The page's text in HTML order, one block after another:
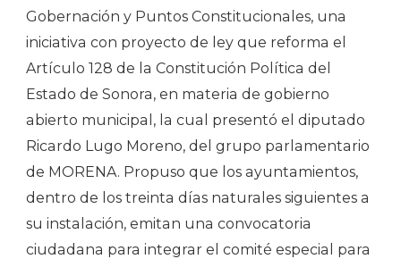
Gobernación y Puntos Constitucionales, una
iniciativa con proyecto de ley que reforma el
Artículo 128 de la Constitución Política del
Estado de Sonora, en materia de gobierno
abierto municipal, la cual presentó el diputado
Ricardo Lugo Moreno, del grupo parlamentario
de MORENA. Propuso que los ayuntamientos,
dentro de los treinta días naturales siguientes a
su instalación, emitan una convocatoria
ciudadana para integrar el comité especial para